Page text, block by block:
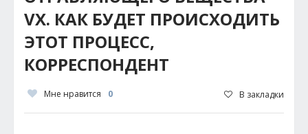
VX. КАК БУДЕТ ПРОИСХОДИТЬ
ЭТОТ ПРОЦЕСС,
КОРРЕСПОНДЕНТ
Мне нравится 0 В закладки